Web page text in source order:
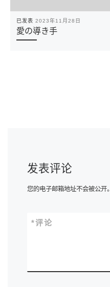
已发表 2023年11月28日
愛の導き手
发表评论
您的电子邮箱地址不会被公开。
评论
*